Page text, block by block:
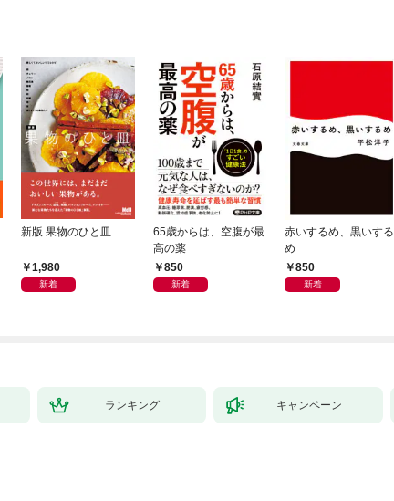
新版 果物のひと皿
1,980
新着
65歳からは、空腹が最
高の薬
850
新着
赤いするめ、黒いする
め
850
新着
ランキング キャンペーン